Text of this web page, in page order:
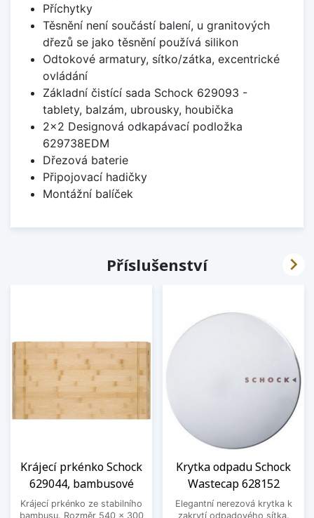
Příchytky
Těsnění není součástí balení, u granitových
dřezů se jako těsnění používá silikon
Odtokové armatury, sítko/zátka, excentrické
ovládání
Základní čistící sada Schock 629093 -
tablety, balzám, ubrousky, houbička
2x2 Designová odkapávací podložka
629738EDM
Dřezová baterie
Připojovací hadičky
Montážní balíček
Příslušenství
Krájecí prkénko Schock
629044, bambusové
Krájecí prkénko ze stabilního
bambusu. Rozměr 540 x 300
Krytka odpadu Schock
Wastecap 628152
Elegantní nerezová krytka k
zakrytí odpadového sítka.
